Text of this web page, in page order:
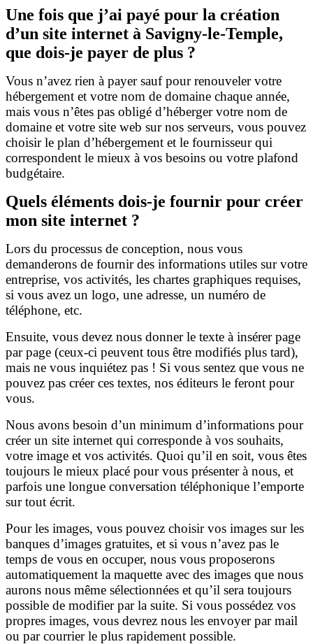
Une fois que j’ai payé pour la création
d’un site internet à Savigny-le-Temple,
que dois-je payer de plus ?
Vous n’avez rien à payer sauf pour renouveler votre
hébergement et votre nom de domaine chaque année,
mais vous n’êtes pas obligé d’héberger votre nom de
domaine et votre site web sur nos serveurs, vous pouvez
choisir le plan d’hébergement et le fournisseur qui
correspondent le mieux à vos besoins ou votre plafond
budgétaire.
Quels éléments dois-je fournir pour créer
mon site internet ?
Lors du processus de conception, nous vous
demanderons de fournir des informations utiles sur votre
entreprise, vos activités, les chartes graphiques requises,
si vous avez un logo, une adresse, un numéro de
téléphone, etc.
Ensuite, vous devez nous donner le texte à insérer page
par page (ceux-ci peuvent tous être modifiés plus tard),
mais ne vous inquiétez pas ! Si vous sentez que vous ne
pouvez pas créer ces textes, nos éditeurs le feront pour
vous.
Nous avons besoin d’un minimum d’informations pour
créer un site internet qui corresponde à vos souhaits,
votre image et vos activités. Quoi qu’il en soit, vous êtes
toujours le mieux placé pour vous présenter à nous, et
parfois une longue conversation téléphonique l’emporte
sur tout écrit.
Pour les images, vous pouvez choisir vos images sur les
banques d’images gratuites, et si vous n’avez pas le
temps de vous en occuper, nous vous proposerons
automatiquement la maquette avec des images que nous
aurons nous même sélectionnées et qu’il sera toujours
possible de modifier par la suite. Si vous possédez vos
propres images, vous devrez nous les envoyer par mail
ou par courrier le plus rapidement possible.